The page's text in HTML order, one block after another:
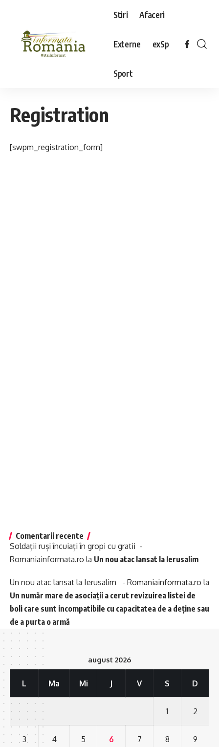
Stiri Afaceri
Externe exSp
Sport
Registration
[swpm_registration_form]
Comentarii recente
Soldații ruși încuiați în gropi cu gratii -
Romaniainformata.ro la Un nou atac lansat la Ierusalim
Un nou atac lansat la Ierusalim - Romaniainformata.ro la
Un număr mare de asociații a cerut revizuirea listei de
boli care sunt incompatibile cu capacitatea de a deține sau
de a purta o armă
august 2026
L Ma Mi J V S D
1 2
3 4 5 6 7 8 9